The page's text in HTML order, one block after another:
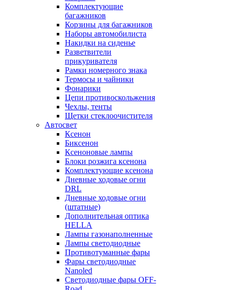
Комплектующие
багажников
Корзины для багажников
Наборы автомобилиста
Накидки на сиденье
Разветвители
прикуривателя
Рамки номерного знака
Термосы и чайники
Фонарики
Цепи противоскольжения
Чехлы, тенты
Щетки стеклоочистителя
Автосвет
Ксенон
Биксенон
Ксеноновые лампы
Блоки розжига ксенона
Комплектующие ксенона
Дневные ходовые огни
DRL
Дневные ходовые огни
(штатные)
Дополнительная оптика
HELLA
Лампы газонаполненные
Лампы светодиодные
Противотуманные фары
Фары светодиодные
Nanoled
Светодиодные фары OFF-